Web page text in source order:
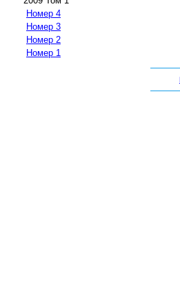
Номер 4
Номер 3
Номер 2
Номер 1